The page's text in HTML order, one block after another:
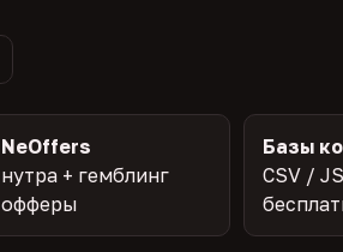
NeOffers
нутра + гемблинг
офферы
Базы
CSV /